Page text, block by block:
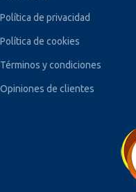
Política de privacidad
Política de cookies
Términos y condiciones
Opiniones de clientes